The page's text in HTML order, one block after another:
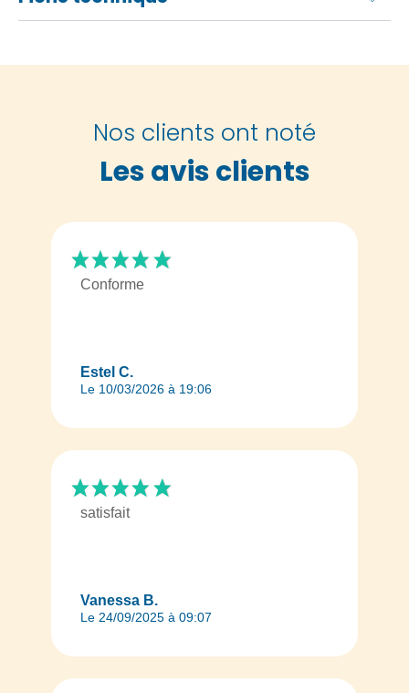
Nos clients ont noté
Les avis clients
Estel C.
Le 10/03/2026 à 19:06
Conforme
Vanessa B.
Le 24/09/2025 à 09:07
satisfait